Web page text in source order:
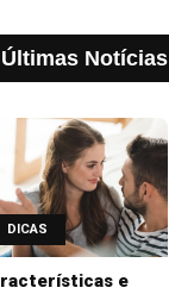
Últimas Notícias
DICAS
e